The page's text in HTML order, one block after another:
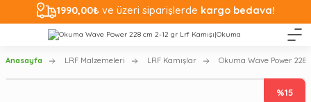
1990,00₺ ve üzeri siparişlerde kargo bedava!
Anasayfa LRF Malzemeleri LRF Kamışlar Okuma Wave Power 228
%15